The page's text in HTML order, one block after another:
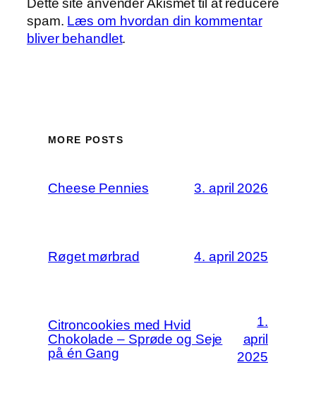
Dette site anvender Akismet til at reducere
spam. Læs om hvordan din kommentar
bliver behandlet.
MORE POSTS
Cheese Pennies 3. april 2026
Røget mørbrad 4. april 2025
Citroncookies med Hvid
Chokolade – Sprøde og Seje
på én Gang
1.
april
2025